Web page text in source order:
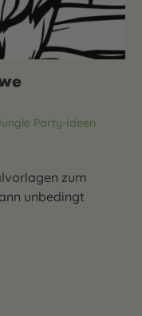
Party-Ideen
zum
unbedingt